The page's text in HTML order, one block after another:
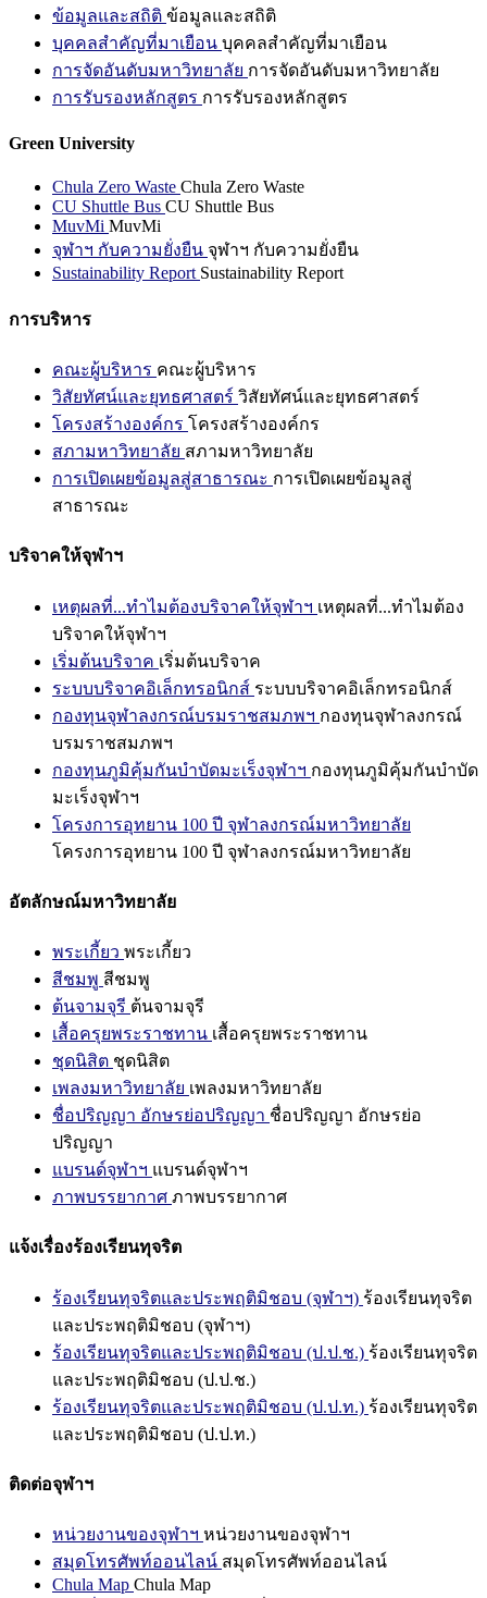
ข้อมูลและสถิติ ข้อมูลและสถิติ
บุคคลสำคัญที่มาเยือน บุคคลสำคัญที่มาเยือน
การจัดอันดับมหาวิทยาลัย การจัดอันดับมหาวิทยาลัย
การรับรองหลักสูตร การรับรองหลักสูตร
Green University
Chula Zero Waste Chula Zero Waste
CU Shuttle Bus CU Shuttle Bus
MuvMi MuvMi
จุฬาฯ กับความยั่งยืน จุฬาฯ กับความยั่งยืน
Sustainability Report Sustainability Report
การบริหาร
คณะผู้บริหาร คณะผู้บริหาร
วิสัยทัศน์และยุทธศาสตร์ วิสัยทัศน์และยุทธศาสตร์
โครงสร้างองค์กร โครงสร้างองค์กร
สภามหาวิทยาลัย สภามหาวิทยาลัย
การเปิดเผยข้อมูลสู่สาธารณะ การเปิดเผยข้อมูลสู่
สาธารณะ
บริจาคให้จุฬาฯ
เหตุผลที่...ทำไมต้องบริจาคให้จุฬาฯ เหตุผลที่...ทำไมต้อง
บริจาคให้จุฬาฯ
เริ่มต้นบริจาค เริ่มต้นบริจาค
ระบบบริจาคอิเล็กทรอนิกส์ ระบบบริจาคอิเล็กทรอนิกส์
กองทุนจุฬาลงกรณ์บรมราชสมภพฯ กองทุนจุฬาลงกรณ์
บรมราชสมภพฯ
กองทุนภูมิคุ้มกันบำบัดมะเร็งจุฬาฯ กองทุนภูมิคุ้มกันบำบัด
มะเร็งจุฬาฯ
โครงการอุทยาน 100 ปี จุฬาลงกรณ์มหาวิทยาลัย
โครงการอุทยาน 100 ปี จุฬาลงกรณ์มหาวิทยาลัย
อัตลักษณ์มหาวิทยาลัย
พระเกี้ยว พระเกี้ยว
สีชมพู สีชมพู
ต้นจามจุรี ต้นจามจุรี
เสื้อครุยพระราชทาน เสื้อครุยพระราชทาน
ชุดนิสิต ชุดนิสิต
เพลงมหาวิทยาลัย เพลงมหาวิทยาลัย
ชื่อปริญญา อักษรย่อปริญญา ชื่อปริญญา อักษรย่อ
ปริญญา
แบรนด์จุฬาฯ แบรนด์จุฬาฯ
ภาพบรรยากาศ ภาพบรรยากาศ
แจ้งเรื่องร้องเรียนทุจริต
ร้องเรียนทุจริตและประพฤติมิชอบ (จุฬาฯ) ร้องเรียนทุจริต
และประพฤติมิชอบ (จุฬาฯ)
ร้องเรียนทุจริตและประพฤติมิชอบ (ป.ป.ช.) ร้องเรียนทุจริต
และประพฤติมิชอบ (ป.ป.ช.)
ร้องเรียนทุจริตและประพฤติมิชอบ (ป.ป.ท.) ร้องเรียนทุจริต
และประพฤติมิชอบ (ป.ป.ท.)
ติดต่อจุฬาฯ
หน่วยงานของจุฬาฯ หน่วยงานของจุฬาฯ
สมุดโทรศัพท์ออนไลน์ สมุดโทรศัพท์ออนไลน์
Chula Map Chula Map